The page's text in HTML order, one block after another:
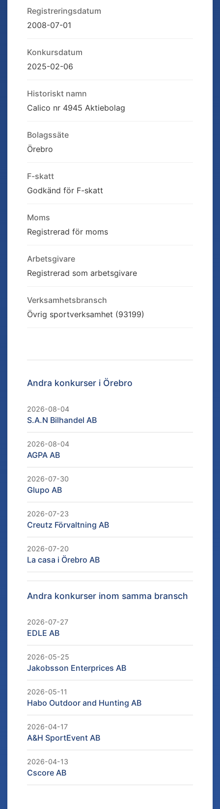
Registreringsdatum
2008-07-01
Konkursdatum
2025-02-06
Historiskt namn
Calico nr 4945 Aktiebolag
Bolagssäte
Örebro
F-skatt
Godkänd för F-skatt
Moms
Registrerad för moms
Arbetsgivare
Registrerad som arbetsgivare
Verksamhetsbransch
Övrig sportverksamhet (93199)
Andra konkurser i Örebro
2026-08-04
S.A.N Bilhandel AB
2026-08-04
AGPA AB
2026-07-30
Glupo AB
2026-07-23
Creutz Förvaltning AB
2026-07-20
La casa i Örebro AB
Andra konkurser inom samma bransch
2026-07-27
EDLE AB
2026-05-25
Jakobsson Enterprices AB
2026-05-11
Habo Outdoor and Hunting AB
2026-04-17
A&H SportEvent AB
2026-04-13
Cscore AB